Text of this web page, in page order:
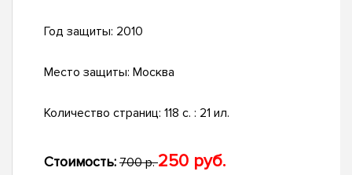
Год защиты: 2010
Место защиты: Москва
Количество страниц: 118 с. : 21 ил.
Стоимость: 700 р.250 руб.